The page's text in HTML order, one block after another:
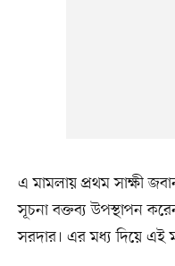
এ মামলায় প্রথম সাক্ষী
সূচনা বক্তব্য উপস্থাপন
সরদার। এর মধ্য দিয়ে এই